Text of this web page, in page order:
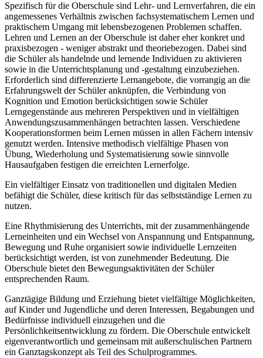
Spezifisch für die Oberschule sind Lehr- und Lernverfahren, die ein
angemessenes Verhältnis zwischen fachsystematischem Lernen und
praktischem Umgang mit lebensbezogenen Problemen schaffen.
Lehren und Lernen an der Oberschule ist daher eher konkret und
praxisbezogen - weniger abstrakt und theoriebezogen. Dabei sind
die Schüler als handelnde und lernende Individuen zu aktivieren
sowie in die Unterrichtsplanung und -gestaltung einzubeziehen.
Erforderlich sind differenzierte Lernangebote, die vorrangig an die
Erfahrungswelt der Schüler anknüpfen, die Verbindung von
Kognition und Emotion berücksichtigen sowie Schüler
Lerngegenstände aus mehreren Perspektiven und in vielfältigen
Anwendungszusammenhängen betrachten lassen. Verschiedene
Kooperationsformen beim Lernen müssen in allen Fächern intensiv
genutzt werden. Intensive methodisch vielfältige Phasen von
Übung, Wiederholung und Systematisierung sowie sinnvolle
Hausaufgaben festigen die erreichten Lernerfolge.
Ein vielfältiger Einsatz von traditionellen und digitalen Medien
befähigt die Schüler, diese kritisch für das selbstständige Lernen zu
nutzen.
Eine Rhythmisierung des Unterrichts, mit der zusammenhängende
Lerneinheiten und ein Wechsel von Anspannung und Entspannung,
Bewegung und Ruhe organisiert sowie individuelle Lernzeiten
berücksichtigt werden, ist von zunehmender Bedeutung. Die
Oberschule bietet den Bewegungsaktivitäten der Schüler
entsprechenden Raum.
Ganztägige Bildung und Erziehung bietet vielfältige Möglichkeiten,
auf Kinder und Jugendliche und deren Interessen, Begabungen und
Bedürfnisse individuell einzugehen und die
Persönlichkeitsentwicklung zu fördern. Die Oberschule entwickelt
eigenverantwortlich und gemeinsam mit außerschulischen Partnern
ein Ganztagskonzept als Teil des Schulprogrammes.